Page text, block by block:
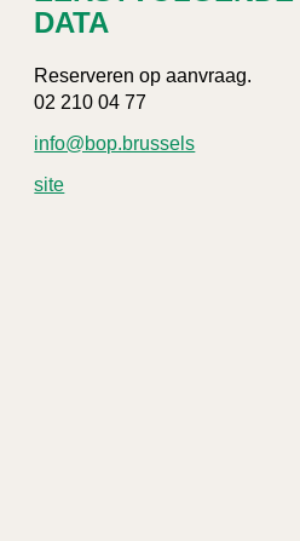
DATA
Reserveren op aanvraag.
02 210 04 77
info@bop.brussels
site